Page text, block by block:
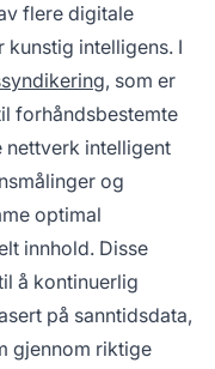
flere digitale
intelligens. I
, som er
forhåndsbestemte
nettverk intelligent
og
optimal
innhold. Disse
å kontinuerlig
på sanntidsdata,
gjennom riktige